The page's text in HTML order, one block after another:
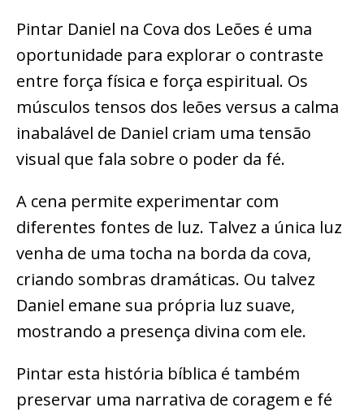
Pintar Daniel na Cova dos Leões é uma
oportunidade para explorar o contraste
entre força física e força espiritual. Os
músculos tensos dos leões versus a calma
inabalável de Daniel criam uma tensão
visual que fala sobre o poder da fé.
A cena permite experimentar com
diferentes fontes de luz. Talvez a única luz
venha de uma tocha na borda da cova,
criando sombras dramáticas. Ou talvez
Daniel emane sua própria luz suave,
mostrando a presença divina com ele.
Pintar esta história bíblica é também
preservar uma narrativa de coragem e fé